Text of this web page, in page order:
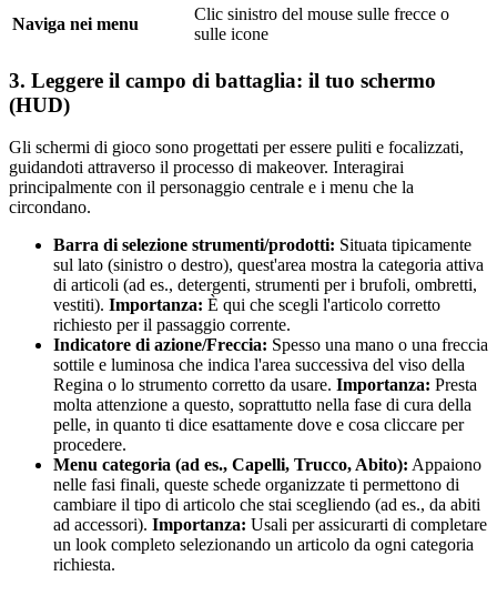
Naviga nei menu
Clic sinistro del mouse sulle frecce o
sulle icone
3. Leggere il campo di battaglia: il tuo schermo
(HUD)
Gli schermi di gioco sono progettati per essere puliti e focalizzati,
guidandoti attraverso il processo di makeover. Interagirai
principalmente con il personaggio centrale e i menu che la
circondano.
Barra di selezione strumenti/prodotti: Situata tipicamente
sul lato (sinistro o destro), quest'area mostra la categoria attiva
di articoli (ad es., detergenti, strumenti per i brufoli, ombretti,
vestiti). Importanza: È qui che scegli l'articolo corretto
richiesto per il passaggio corrente.
Indicatore di azione/Freccia: Spesso una mano o una freccia
sottile e luminosa che indica l'area successiva del viso della
Regina o lo strumento corretto da usare. Importanza: Presta
molta attenzione a questo, soprattutto nella fase di cura della
pelle, in quanto ti dice esattamente dove e cosa cliccare per
procedere.
Menu categoria (ad es., Capelli, Trucco, Abito): Appaiono
nelle fasi finali, queste schede organizzate ti permettono di
cambiare il tipo di articolo che stai scegliendo (ad es., da abiti
ad accessori). Importanza: Usali per assicurarti di completare
un look completo selezionando un articolo da ogni categoria
richiesta.